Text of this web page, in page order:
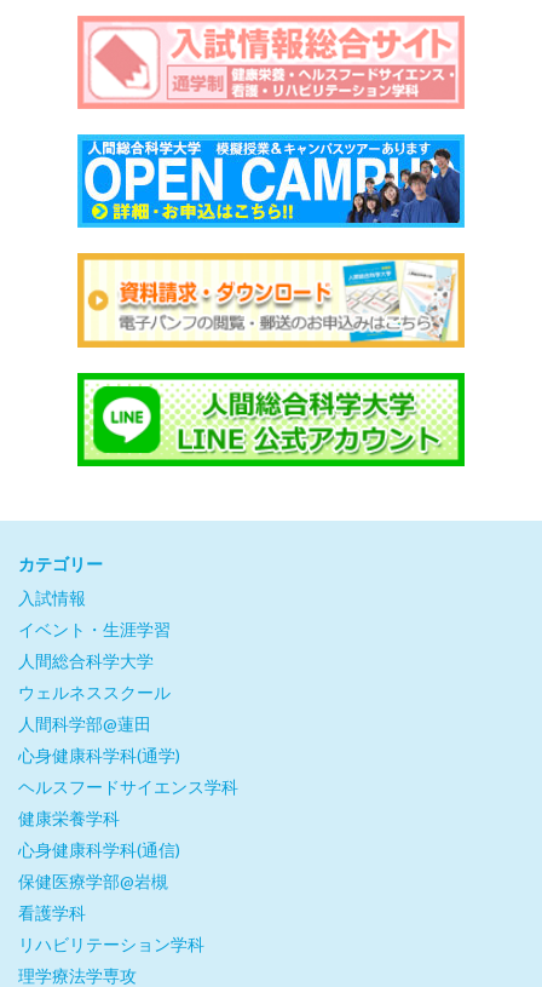
カテゴリー
入試情報
イベント・生涯学習
人間総合科学大学
ウェルネススクール
人間科学部@蓮田
心身健康科学科(通学)
ヘルスフードサイエンス学科
健康栄養学科
心身健康科学科(通信)
保健医療学部@岩槻
看護学科
リハビリテーション学科
理学療法学専攻